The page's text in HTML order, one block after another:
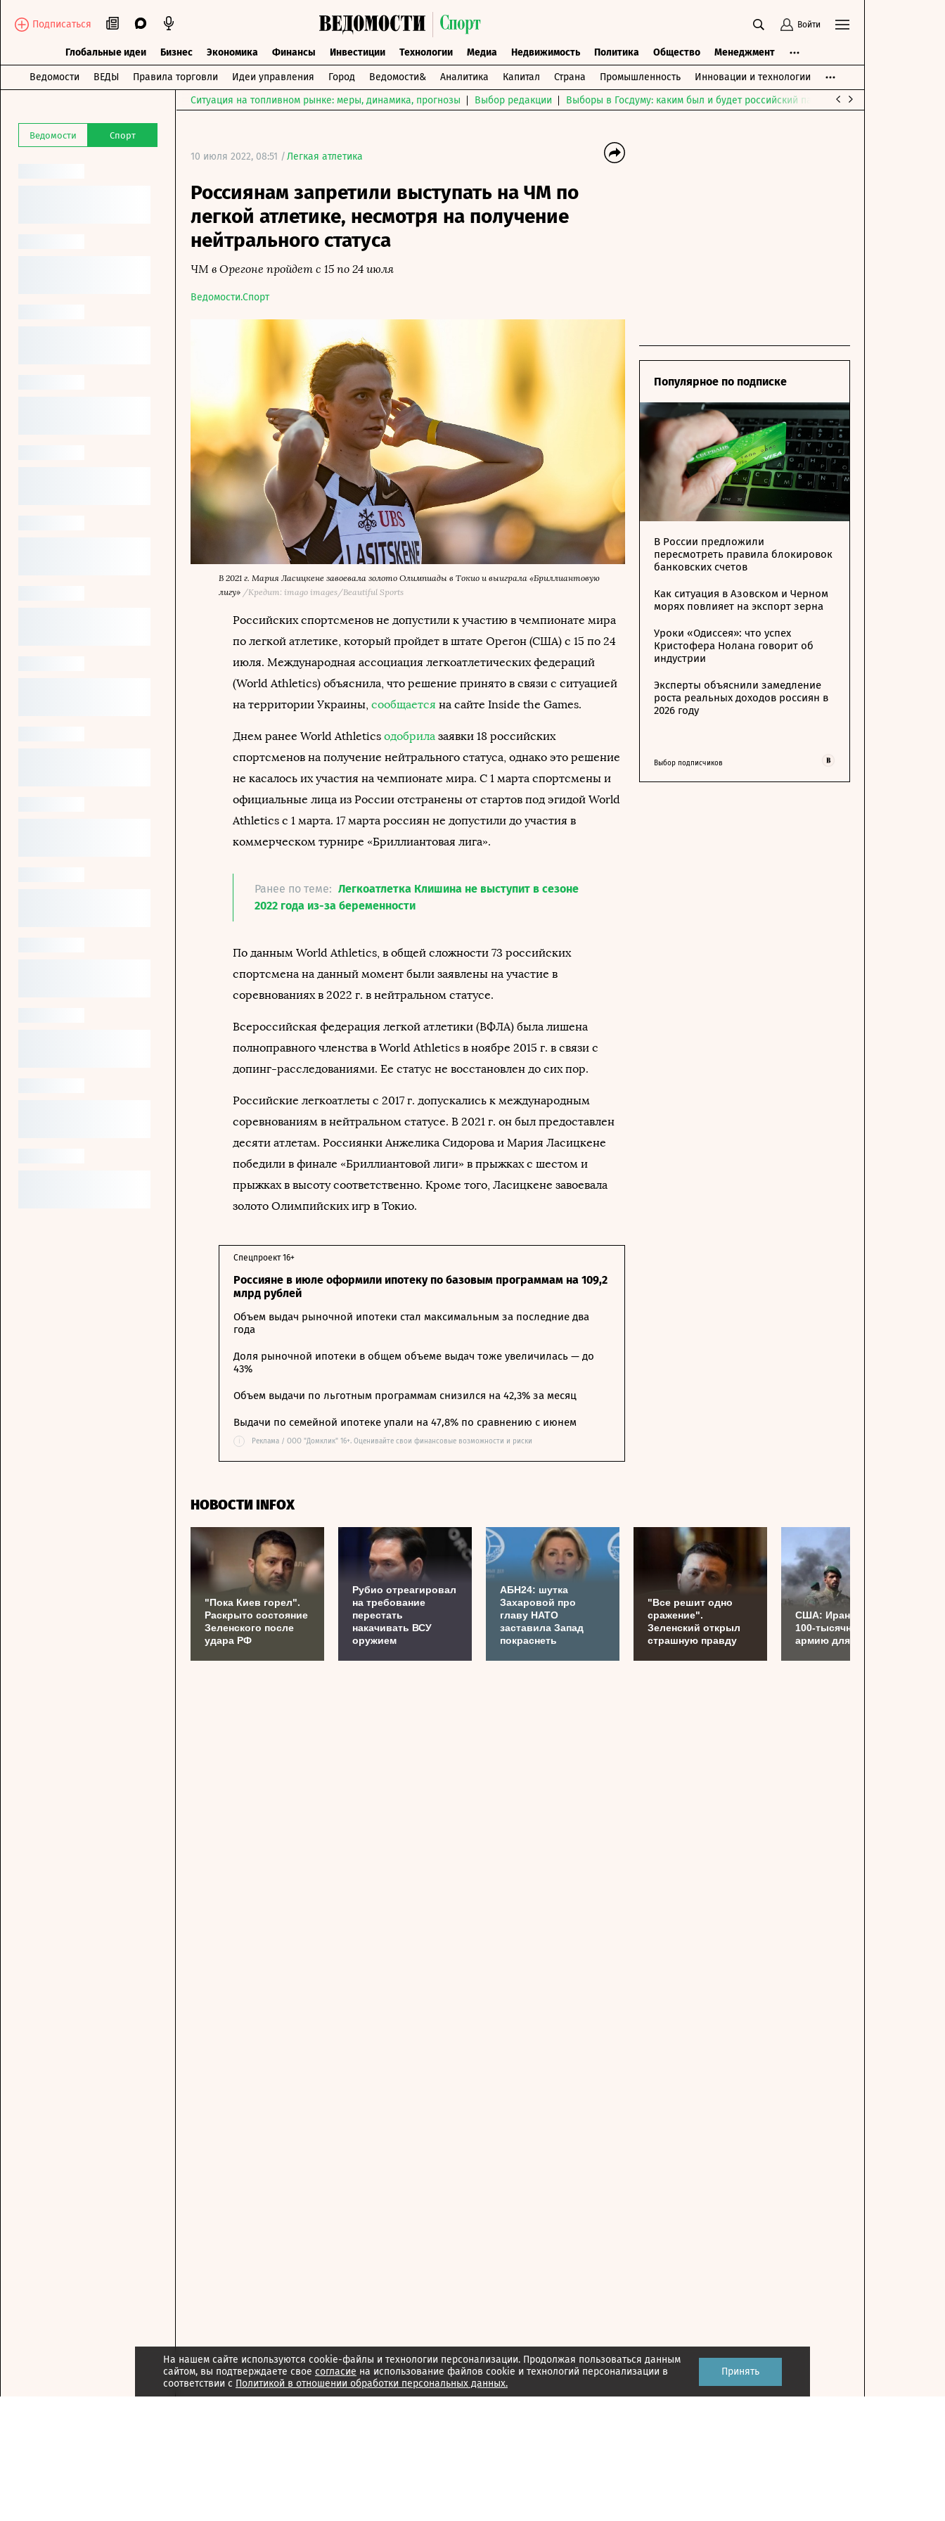
На нашем сайте используются cookie-файлы и технологии персонализации. Продолжая пользоваться данным
сайтом, вы подтверждаете свое согласие на использование файлов cookie и технологий персонализации в
соответствии с Политикой в отношении обработки персональных данных.
Принять
Подписаться Войти
Глобальные идеи Бизнес Экономика Финансы Инвестиции Технологии Медиа Недвижимость Политика Общество Менеджмент
Ведомости ВЕДЫ Правила торговли Идеи управления Город Ведомости& Аналитика Капитал Страна Промышленность Инновации и технологии
Ведомости Спорт
Ситуация на топливном рынке: меры, динамика, прогнозы Выбор редакции Выборы в Госдуму: каким был и будет российский парламент
10 июля 2022, 08:51 /Легкая атлетика
Россиянам запретили выступать на ЧМ по
легкой атлетике, несмотря на получение
нейтрального статуса
ЧМ в Орегоне пройдет с 15 по 24 июля
Ведомости.Спорт
В 2021 г. Мария Ласицкене завоевала золото Олимпиады в Токио и выиграла «Бриллиантовую
лигу» /Кредит: imago images/Beautiful Sports
Российских спортсменов не допустили к участию в чемпионате мира
по легкой атлетике, который пройдет в штате Орегон (США) с 15 по 24
июля. Международная ассоциация легкоатлетических федераций
(World Athletics) объяснила, что решение принято в связи с ситуацией
на территории Украины, сообщается на сайте Inside the Games.
Днем ранее World Athletics одобрила заявки 18 российских
спортсменов на получение нейтрального статуса, однако это решение
не касалось их участия на чемпионате мира. C 1 марта спортсмены и
официальные лица из России отстранены от стартов под эгидой World
Athletics с 1 марта. 17 марта россиян не допустили до участия в
коммерческом турнире «Бриллиантовая лига».
Ранее по теме: Легкоатлетка Клишина не выступит в сезоне
2022 года из-за беременности
По данным World Athletics, в общей сложности 73 российских
спортсмена на данный момент были заявлены на участие в
соревнованиях в 2022 г. в нейтральном статусе.
Всероссийская федерация легкой атлетики (ВФЛА) была лишена
полноправного членства в World Athletics в ноябре 2015 г. в связи с
допинг-расследованиями. Ее статус не восстановлен до сих пор.
Российские легкоатлеты с 2017 г. допускались к международным
соревнованиям в нейтральном статусе. В 2021 г. он был предоставлен
десяти атлетам. Россиянки Анжелика Сидорова и Мария Ласицкене
победили в финале «Бриллиантовой лиги» в прыжках с шестом и
прыжках в высоту соответственно. Кроме того, Ласицкене завоевала
золото Олимпийских игр в Токио.
Россияне в июле оформили ипотеку по базовым программам на 109,2
млрд рублей
Спецпроект 16+
Объем выдач рыночной ипотеки стал максимальным за последние два
года
Доля рыночной ипотеки в общем объеме выдач тоже увеличилась — до
43%
Объем выдачи по льготным программам снизился на 42,3% за месяц
Выдачи по семейной ипотеке упали на 47,8% по сравнению с июнем
i Реклама / ООО "Домклик" 16+. Оценивайте свои финансовые возможности и риски
Популярное по подписке
В России предложили
пересмотреть правила блокировок
банковских счетов
Как ситуация в Азовском и Черном
морях повлияет на экспорт зерна
Уроки «Одиссея»: что успех
Кристофера Нолана говорит об
индустрии
Эксперты объяснили замедление
роста реальных доходов россиян в
2026 году
Выбор подписчиков
НОВОСТИ INFOX
"Пока Киев горел".
Раскрыто состояние
Зеленского после
удара РФ
Рубио отреагировал
на требование
перестать
накачивать ВСУ
оружием
АБН24: шутка
Захаровой про
главу НАТО
заставила Запад
покраснеть
"Все решит одно
сражение".
Зеленский открыл
страшную правду
США: Иран готовит
100-тысячную
армию для Украины